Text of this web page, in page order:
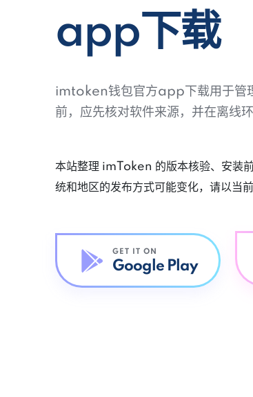
app下载
imtoken钱包官方app下载用于管
前，应先核对软件来源，并在离线
本站整理 imToken 的版本核验、安装
统和地区的发布方式可能变化，请以当
GET IT ON
Google Play